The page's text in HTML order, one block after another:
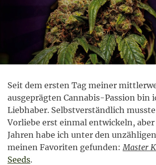
Seit dem ersten Tag meiner
ausgeprägten Cannabis-Passion bin
Liebhaber. Selbstverständlich
Vorliebe erst einmal entwickeln,
Jahren habe ich unter den unzähligen
meinen Favoriten gefunden:Master
Seeds.